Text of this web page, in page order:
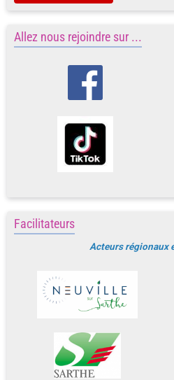
Allez nous rejoindre sur ...
Facilitateurs
Acteurs régionaux